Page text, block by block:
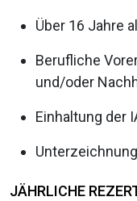
Über 16 Jahre
Berufliche
und/oder
Einhaltung der
JÄHRLICHE